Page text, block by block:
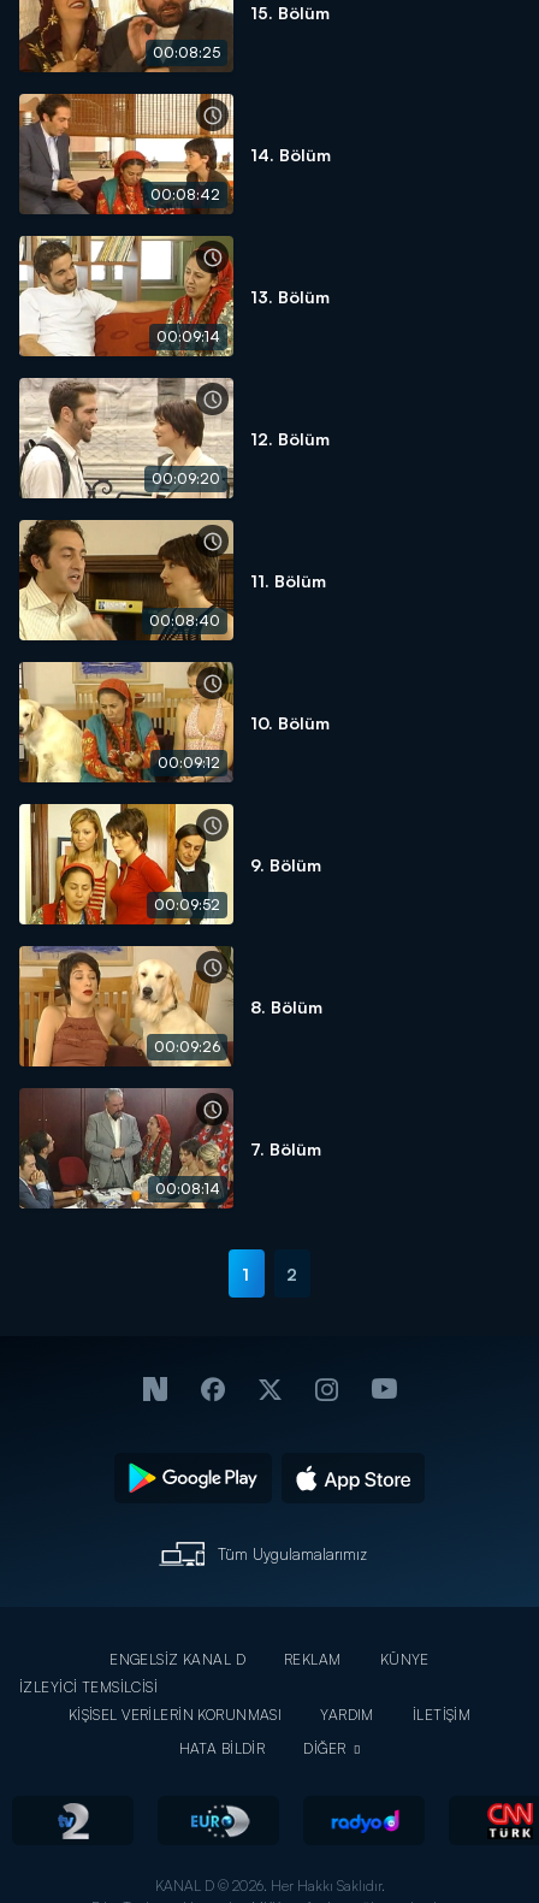
00:08:25
15. Bölüm
00:08:42
14. Bölüm
00:09:14
13. Bölüm
00:09:20
12. Bölüm
00:08:40
11. Bölüm
00:09:12
10. Bölüm
00:09:52
9. Bölüm
00:09:26
8. Bölüm
00:08:14
7. Bölüm
1 2
Tüm Uygulamalarımız
ENGELSİZ KANAL D REKLAM
KÜNYE
İZLEYİCİ TEMSİLCİSİ
KİŞİSEL VERİLERİN KORUNMASI
YARDIM
İLETİŞİM
HATA BİLDİR
DİĞER
KANAL D © 2026. Her Hakkı Saklıdır.